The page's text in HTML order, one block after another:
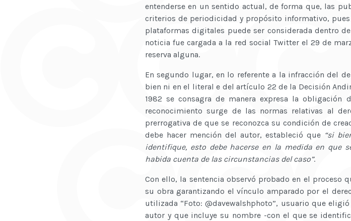
entenderse en un sentido actual, de forma que, las
criterios de periodicidad y propósito informativo,
plataformas digitales puede ser considerada dentro
noticia fue cargada a la red social Twitter el 29 de
reserva alguna.
En segundo lugar, en lo referente a la infracción del
bien ni en el literal e del artículo 22 de la Decisión
1982 se consagra de manera expresa la
reconocimiento surge de las normas relativas al
prerrogativa de que se reconozca su condición de
debe hacer mención del autor, estableció que “si
identifique, esto debe hacerse en la medida en que
habida cuenta de las circunstancias del caso”.
Con ello, la sentencia observó probado en el proceso
su obra garantizando el vínculo amparado por el
utilizada “Foto: @davewalshphoto”, usuario que
autor y que incluye su nombre -con el que se